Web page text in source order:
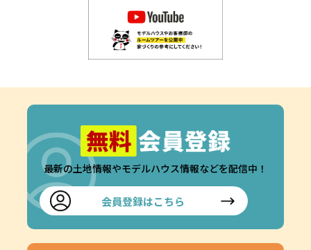
最新の土地情報やモデルハウス情報などを配信中！
会員登録はこちら